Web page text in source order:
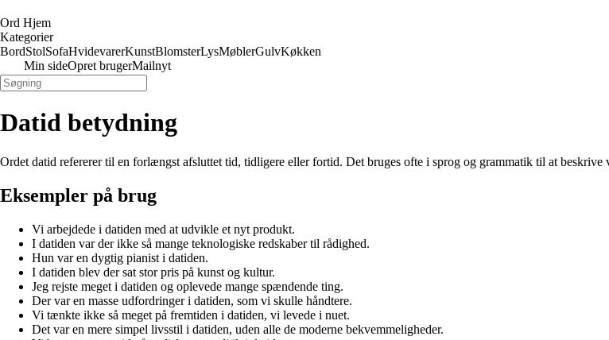
Ord Hjem
Kategorier
BordStolSofaHvidevarerKunstBlomsterLysMøblerGulvKøkken
Min sideOpret brugerMailnyt
Datid betydning
Ordet datid refererer til en forlængst afsluttet tid, tidligere eller fortid. Det bruges ofte i sprog og grammatik til at
Eksempler på brug
Vi arbejdede i datiden med at udvikle et nyt produkt.
I datiden var der ikke så mange teknologiske redskaber til rådighed.
Hun var en dygtig pianist i datiden.
I datiden blev der sat stor pris på kunst og kultur.
Jeg rejste meget i datiden og oplevede mange spændende ting.
Der var en masse udfordringer i datiden, som vi skulle håndtere.
Vi tænkte ikke så meget på fremtiden i datiden, vi levede i nuet.
Det var en mere simpel livsstil i datiden, uden alle de moderne bekvemmeligheder.